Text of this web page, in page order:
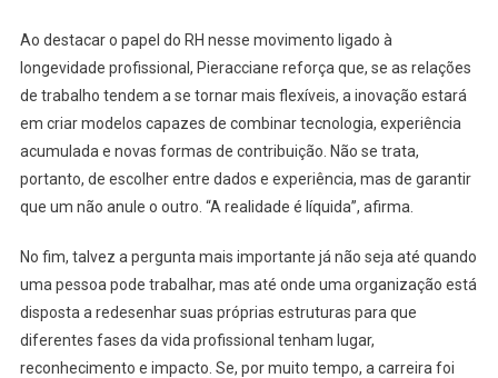
Ao destacar o papel do RH nesse movimento ligado à
longevidade profissional, Pieracciane reforça que, se as relações
de trabalho tendem a se tornar mais flexíveis, a inovação estará
em criar modelos capazes de combinar tecnologia, experiência
acumulada e novas formas de contribuição. Não se trata,
portanto, de escolher entre dados e experiência, mas de garantir
que um não anule o outro. “A realidade é líquida”, afirma.
No fim, talvez a pergunta mais importante já não seja até quando
uma pessoa pode trabalhar, mas até onde uma organização está
disposta a redesenhar suas próprias estruturas para que
diferentes fases da vida profissional tenham lugar,
reconhecimento e impacto. Se, por muito tempo, a carreira foi